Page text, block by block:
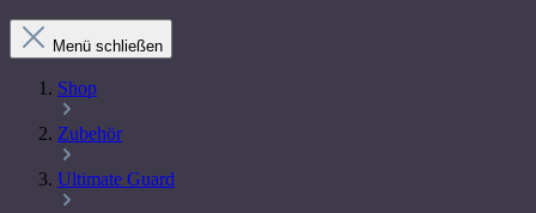
Menü schließen
Shop
Zubehör
Ultimate Guard